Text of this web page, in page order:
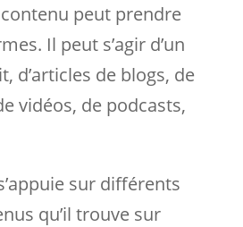
peut prendre
Il peut s’agir d’un
d’articles de blogs, de
vidéos, de podcasts,
sur différents
qu’il trouve sur